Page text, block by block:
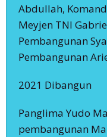
Abdullah,
Meyjen TNI
Pembangunan
Pembangunan
2021 Dibangun
Panglima Yudo
pembangunan